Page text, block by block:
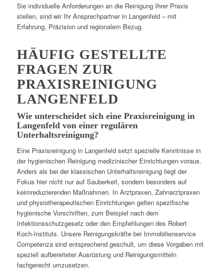
Sie individuelle Anforderungen an die Reinigung Ihrer Praxis
stellen, sind wir Ihr Ansprechpartner in Langenfeld – mit
Erfahrung, Präzision und regionalem Bezug.
HÄUFIG GESTELLTE
FRAGEN ZUR
PRAXISREINIGUNG
LANGENFELD
Wie unterscheidet sich eine Praxisreinigung in
Langenfeld von einer regulären
Unterhaltsreinigung?
Eine Praxisreinigung in Langenfeld setzt spezielle Kenntnisse in
der hygienischen Reinigung medizinischer Einrichtungen voraus.
Anders als bei der klassischen Unterhaltsreinigung liegt der
Fokus hier nicht nur auf Sauberkeit, sondern besonders auf
keimreduzierenden Maßnahmen. In Arztpraxen, Zahnarztpraxen
und physiotherapeutischen Einrichtungen gelten spezifische
hygienische Vorschriften, zum Beispiel nach dem
Infektionsschutzgesetz oder den Empfehlungen des Robert
Koch-Instituts. Unsere Reinigungskräfte bei Immobilienservice
Competenza sind entsprechend geschult, um diese Vorgaben mit
speziell aufbereiteter Ausrüstung und Reinigungsmitteln
fachgerecht umzusetzen.